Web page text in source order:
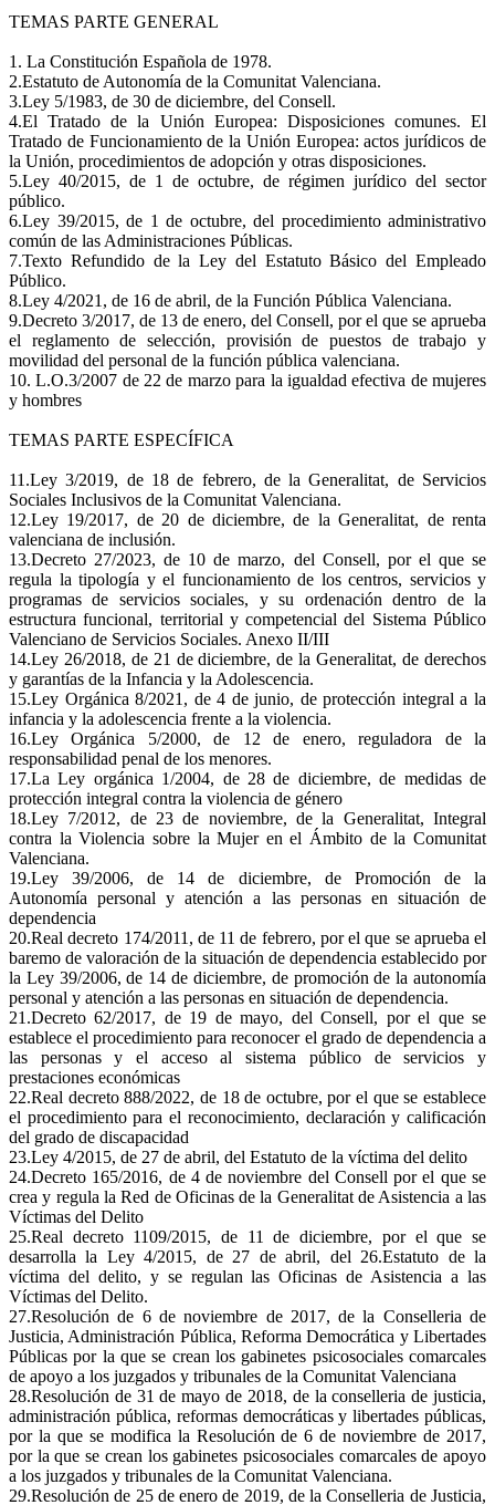
TEMAS PARTE GENERAL
1. La Constitución Española de 1978.
2.Estatuto de Autonomía de la Comunitat Valenciana.
3.Ley 5/1983, de 30 de diciembre, del Consell.
4.El Tratado de la Unión Europea: Disposiciones comunes. El
Tratado de Funcionamiento de la Unión Europea: actos jurídicos de
la Unión, procedimientos de adopción y otras disposiciones.
5.Ley 40/2015, de 1 de octubre, de régimen jurídico del sector
público.
6.Ley 39/2015, de 1 de octubre, del procedimiento administrativo
común de las Administraciones Públicas.
7.Texto Refundido de la Ley del Estatuto Básico del Empleado
Público.
8.Ley 4/2021, de 16 de abril, de la Función Pública Valenciana.
9.Decreto 3/2017, de 13 de enero, del Consell, por el que se aprueba
el reglamento de selección, provisión de puestos de trabajo y
movilidad del personal de la función pública valenciana.
10. L.O.3/2007 de 22 de marzo para la igualdad efectiva de mujeres
y hombres
TEMAS PARTE ESPECÍFICA
11.Ley 3/2019, de 18 de febrero, de la Generalitat, de Servicios
Sociales Inclusivos de la Comunitat Valenciana.
12.Ley 19/2017, de 20 de diciembre, de la Generalitat, de renta
valenciana de inclusión.
13.Decreto 27/2023, de 10 de marzo, del Consell, por el que se
regula la tipología y el funcionamiento de los centros, servicios y
programas de servicios sociales, y su ordenación dentro de la
estructura funcional, territorial y competencial del Sistema Público
Valenciano de Servicios Sociales. Anexo II/III
14.Ley 26/2018, de 21 de diciembre, de la Generalitat, de derechos
y garantías de la Infancia y la Adolescencia.
15.Ley Orgánica 8/2021, de 4 de junio, de protección integral a la
infancia y la adolescencia frente a la violencia.
16.Ley Orgánica 5/2000, de 12 de enero, reguladora de la
responsabilidad penal de los menores.
17.La Ley orgánica 1/2004, de 28 de diciembre, de medidas de
protección integral contra la violencia de género
18.Ley 7/2012, de 23 de noviembre, de la Generalitat, Integral
contra la Violencia sobre la Mujer en el Ámbito de la Comunitat
Valenciana.
19.Ley 39/2006, de 14 de diciembre, de Promoción de la
Autonomía personal y atención a las personas en situación de
dependencia
20.Real decreto 174/2011, de 11 de febrero, por el que se aprueba el
baremo de valoración de la situación de dependencia establecido por
la Ley 39/2006, de 14 de diciembre, de promoción de la autonomía
personal y atención a las personas en situación de dependencia.
21.Decreto 62/2017, de 19 de mayo, del Consell, por el que se
establece el procedimiento para reconocer el grado de dependencia a
las personas y el acceso al sistema público de servicios y
prestaciones económicas
22.Real decreto 888/2022, de 18 de octubre, por el que se establece
el procedimiento para el reconocimiento, declaración y calificación
del grado de discapacidad
23.Ley 4/2015, de 27 de abril, del Estatuto de la víctima del delito
24.Decreto 165/2016, de 4 de noviembre del Consell por el que se
crea y regula la Red de Oficinas de la Generalitat de Asistencia a las
Víctimas del Delito
25.Real decreto 1109/2015, de 11 de diciembre, por el que se
desarrolla la Ley 4/2015, de 27 de abril, del 26.Estatuto de la
víctima del delito, y se regulan las Oficinas de Asistencia a las
Víctimas del Delito.
27.Resolución de 6 de noviembre de 2017, de la Conselleria de
Justicia, Administración Pública, Reforma Democrática y Libertades
Públicas por la que se crean los gabinetes psicosociales comarcales
de apoyo a los juzgados y tribunales de la Comunitat Valenciana
28.Resolución de 31 de mayo de 2018, de la conselleria de justicia,
administración pública, reformas democráticas y libertades públicas,
por la que se modifica la Resolución de 6 de noviembre de 2017,
por la que se crean los gabinetes psicosociales comarcales de apoyo
a los juzgados y tribunales de la Comunitat Valenciana.
29.Resolución de 25 de enero de 2019, de la Conselleria de Justicia,